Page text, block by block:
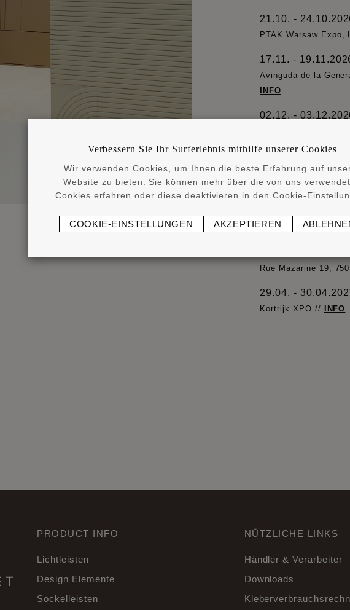
21.10. -
PTAK Warsaw
17.11. -
Avinguda de la
INFO
02.12. -
Messe Frankfurt,
03.12. -
Feira Internacional
Trade Fair Center
Rue Mazarine 19,
29.04. -
Kortrijk XPO // INFO
PRODUCT INFO
Lichtleisten
Design Elemente
Sockelleisten
NÜTZLICHE LINKS
Händler & Verarbeiter
Downloads
Verbessern Sie Ihr Surferlebnis mithilfe unserer Cookies
Wir verwenden Cookies, um Ihnen die beste Erfahrung auf
Website zu bieten. Sie können mehr über die von uns
Cookies erfahren oder diese deaktivieren in den Cookie-
COOKIE-EINSTELLUNGEN AKZEPTIEREN